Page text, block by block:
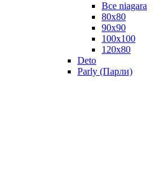
Все niagara
80x80
90x90
100x100
120x80
Deto
Parly (Парли)